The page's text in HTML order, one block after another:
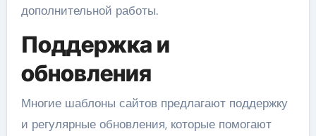
дополнительной работы.
Поддержка и
обновления
Многие шаблоны сайтов предлагают поддержку
и регулярные обновления, которые помогают